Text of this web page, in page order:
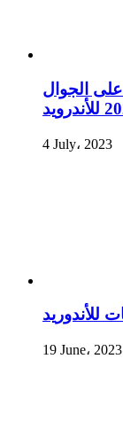
على الجوال
4 July، 2023
19 June، 2023